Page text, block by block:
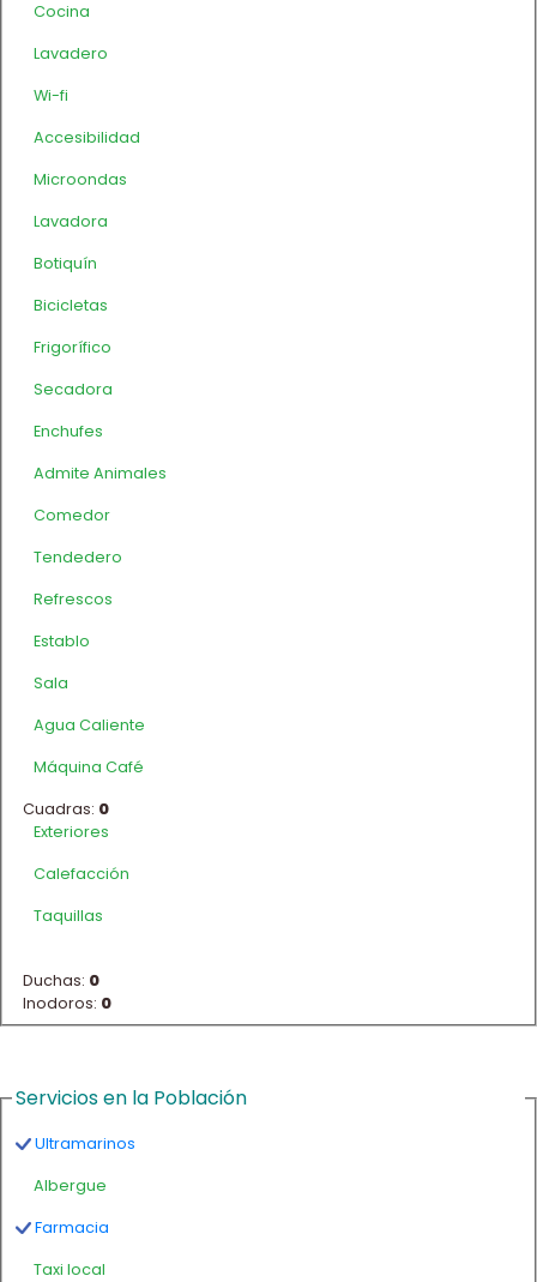
Cocina
Lavadero
Wi-fi
Accesibilidad
Microondas
Lavadora
Botiquín
Bicicletas
Frigorífico
Secadora
Enchufes
Admite Animales
Comedor
Tendedero
Refrescos
Establo
Sala
Agua Caliente
Máquina Café
Cuadras: 0
Exteriores
Calefacción
Taquillas
Duchas: 0
Inodoros: 0
Servicios en la Población
Ultramarinos
Albergue
Farmacia
Taxi local